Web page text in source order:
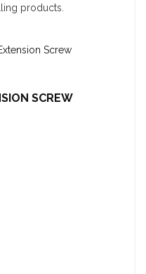
products.
SCREW